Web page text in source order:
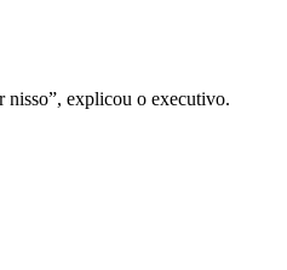
nisso”, explicou o executivo.